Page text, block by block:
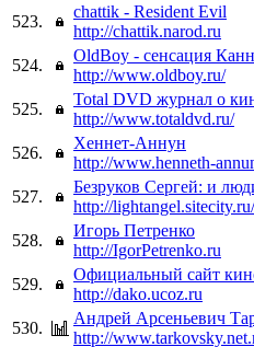
523.
chattik - Resident Evil
http://chattik.narod.ru
524.
OldBoy - сенсация
http://www.oldboy.ru/
525.
Total DVD журнал о
http://www.totaldvd.ru/
526.
Хеннет-Аннун
http://www.henneth-
527.
Безруков Сергей: и
http://
528.
Игорь Петренко
http://IgorPetrenko.ru
529.
Официальный сайт
http://dako.ucoz.ru
530.
Андрей Арсеньевич
http://